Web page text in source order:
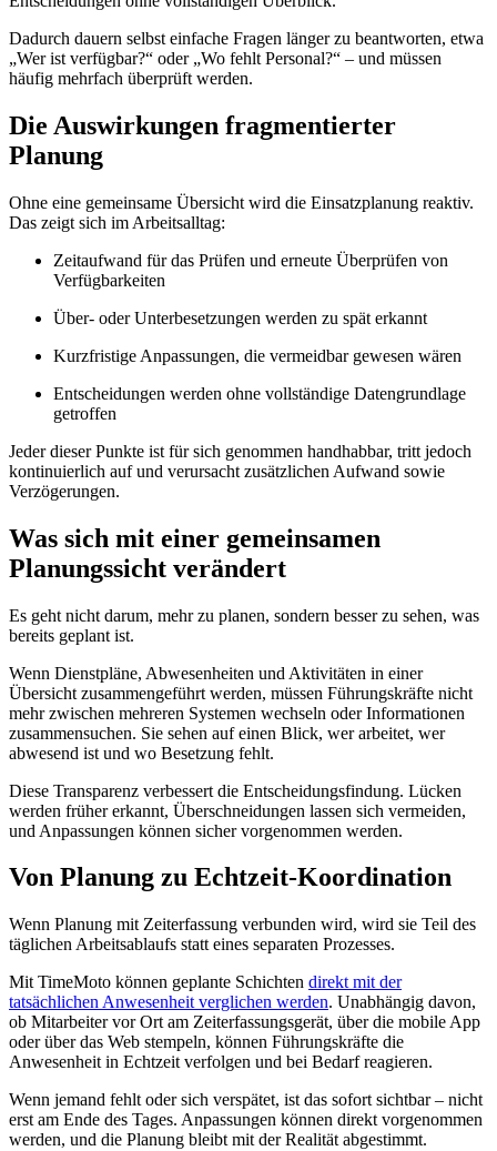
Dadurch dauern selbst einfache Fragen länger zu beantworten, etwa
„Wer ist verfügbar?“ oder „Wo fehlt Personal?“ – und müssen
häufig mehrfach überprüft werden.
Die Auswirkungen fragmentierter
Planung
Ohne eine gemeinsame Übersicht wird die Einsatzplanung reaktiv.
Das zeigt sich im Arbeitsalltag:
Zeitaufwand für das Prüfen und erneute Überprüfen von
Verfügbarkeiten
Über- oder Unterbesetzungen werden zu spät erkannt
Kurzfristige Anpassungen, die vermeidbar gewesen wären
Entscheidungen werden ohne vollständige Datengrundlage
getroffen
Jeder dieser Punkte ist für sich genommen handhabbar, tritt jedoch
kontinuierlich auf und verursacht zusätzlichen Aufwand sowie
Verzögerungen.
Was sich mit einer gemeinsamen
Planungssicht verändert
Es geht nicht darum, mehr zu planen, sondern besser zu sehen, was
bereits geplant ist.
Wenn Dienstpläne, Abwesenheiten und Aktivitäten in einer
Übersicht zusammengeführt werden, müssen Führungskräfte nicht
mehr zwischen mehreren Systemen wechseln oder Informationen
zusammensuchen. Sie sehen auf einen Blick, wer arbeitet, wer
abwesend ist und wo Besetzung fehlt.
Diese Transparenz verbessert die Entscheidungsfindung. Lücken
werden früher erkannt, Überschneidungen lassen sich vermeiden,
und Anpassungen können sicher vorgenommen werden.
Von Planung zu Echtzeit-Koordination
Wenn Planung mit Zeiterfassung verbunden wird, wird sie Teil des
täglichen Arbeitsablaufs statt eines separaten Prozesses.
Mit TimeMoto können geplante Schichten direkt mit der
tatsächlichen Anwesenheit verglichen werden. Unabhängig davon,
ob Mitarbeiter vor Ort am Zeiterfassungsgerät, über die mobile App
oder über das Web stempeln, können Führungskräfte die
Anwesenheit in Echtzeit verfolgen und bei Bedarf reagieren.
Wenn jemand fehlt oder sich verspätet, ist das sofort sichtbar – nicht
erst am Ende des Tages. Anpassungen können direkt vorgenommen
werden, und die Planung bleibt mit der Realität abgestimmt.